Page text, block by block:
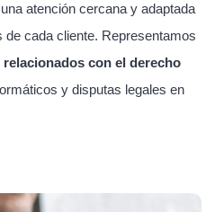
atención cercana y adaptada
cada cliente. Representamos
con el derecho
y disputas legales en